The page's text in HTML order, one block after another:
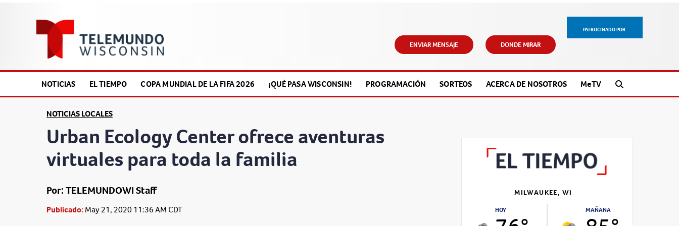
PATROCINADO POR:
ENVIAR MENSAJE DONDE MIRAR
NOTICIAS EL TIEMPO COPA MUNDIAL DE LA FIFA 2026 ¡QUÉ PASA WISCONSIN! PROGRAMACIÓN SORTEOS ACERCA DE NOSOTROS MeTV
NOTICIAS LOCALES
Urban Ecology Center ofrece aventuras
virtuales para toda la familia
Por: TELEMUNDOWI Staff
Publicado: May 21, 2020 11:36 AM CDT
MILWAUKEE, WI
HOY MAÑANA